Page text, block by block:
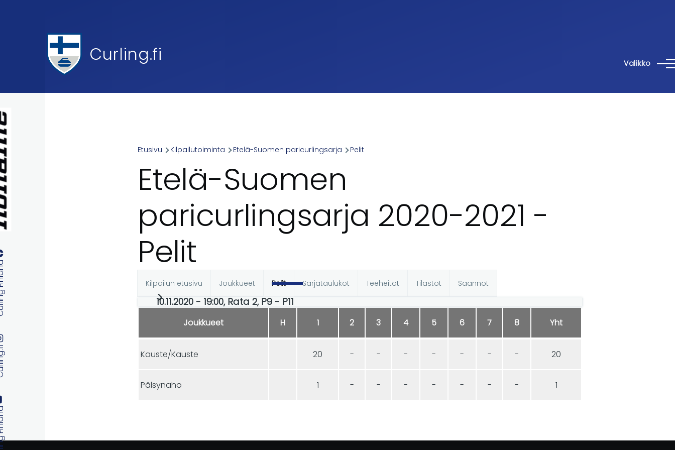
Curling.fi Valikko
Breadcrumb
Etusivu Kilpailutoiminta Etelä-Suomen paricurlingsarja Pelit
Etelä-Suomen
paricurlingsarja 2020-2021 -
Pelit
Ensisijaiset
välilehdet
Kilpailun etusivu Joukkueet Pelit Sarjataulukot Teeheitot Tilastot Säännöt
10.11.2020 - 19:00, Rata 2, P9 - P11
Joukkueet H 1 2 3 4 5 6 7 8 Yht
Kauste/Kauste 20 - - - - - - - 20
Pälsynaho 1 - - - - - - - 1